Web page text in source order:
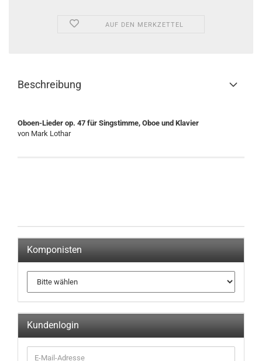
AUF DEN MERKZETTEL
Beschreibung
Oboen-Lieder op. 47 für Singstimme, Oboe und Klavier
von Mark Lothar
Komponisten
Kundenlogin